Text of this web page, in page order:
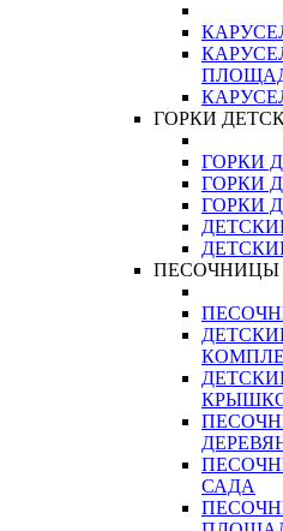
ГОРКИ
ГОРКИ
ГОРКИ
ГОРКИ
ПЕСОЧНИЦЫ
САДА